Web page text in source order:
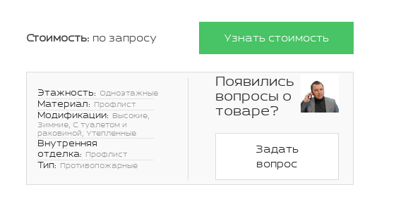
Стоимость: по запросу Узнать стоимость
Этажность: Одноэтажные
Материал: Профлист
Модификации: Высокие,
Зимние, С туалетом и
раковиной, Утепленные
Внутренняя
отделка: Профлист
Тип: Противопожарные
Появились
вопросы о
товаре?
Задать
вопрос